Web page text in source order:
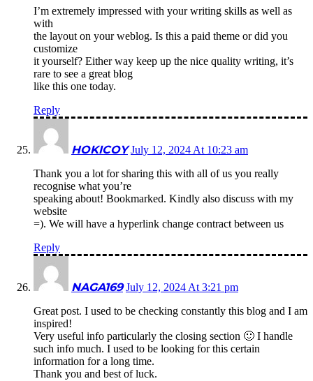
I’m extremely impressed with your writing skills as well as
with
the layout on your weblog. Is this a paid theme or did you
customize
it yourself? Either way keep up the nice quality writing, it’s
rare to see a great blog
like this one today.
Reply
HOKICOY July 12, 2024 At 10:23 am
Thank you a lot for sharing this with all of us you really
recognise what you’re
speaking about! Bookmarked. Kindly also discuss with my
website
=). We will have a hyperlink change contract between us
Reply
NAGA169 July 12, 2024 At 3:21 pm
Great post. I used to be checking constantly this blog and I am
inspired!
Very useful info particularly the closing section 🙂 I handle
such info much. I used to be looking for this certain
information for a long time.
Thank you and best of luck.